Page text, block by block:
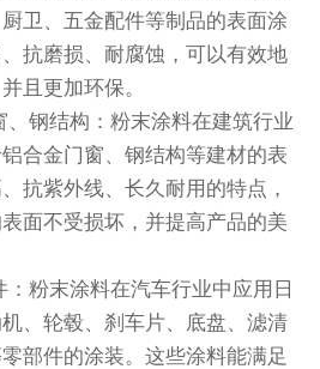
卫、五金配件等制品的表面涂
抗磨损、耐腐蚀，可以有效地
且更加环保。
钢结构：粉末涂料在建筑行业
合金门窗、钢结构等建材的表
抗紫外线、长久耐用的特点，
面不受损坏，并提高产品的美
粉末涂料在汽车行业中应用日
、轮毂、刹车片、底盘、滤清
部件的涂装。这些涂料能满足